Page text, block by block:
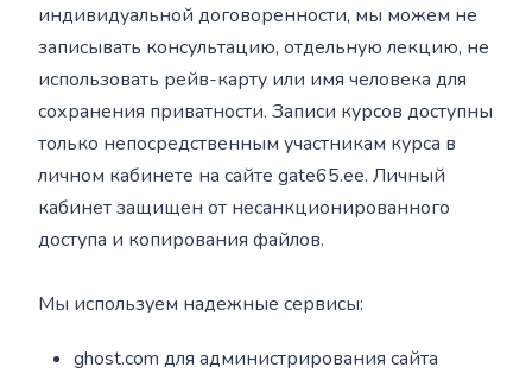
индивидуальной договоренности, мы можем не
записывать консультацию, отдельную лекцию, не
использовать рейв-карту или имя человека для
сохранения приватности. Записи курсов доступны
только непосредственным участникам курса в
личном кабинете на сайте gate65.ee. Личный
кабинет защищен от несанкционированного
доступа и копирования файлов.
Мы используем надежные сервисы:
ghost.com для администрирования сайта